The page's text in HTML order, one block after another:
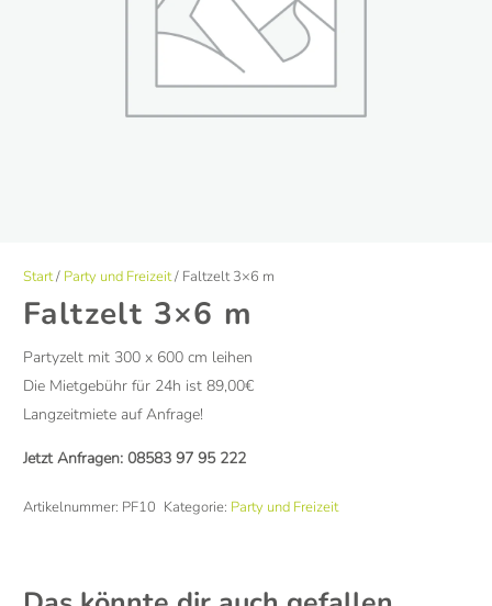
Start/ Party und Freizeit/ Faltzelt 3×6 m
Faltzelt 3×6 m
Partyzelt mit 300 x 600 cm leihen
Die Mietgebühr für 24h ist 89,00€
Langzeitmiete auf Anfrage!
Jetzt Anfragen: 08583 97 95 222
Artikelnummer: PF10 Kategorie: Party und Freizeit